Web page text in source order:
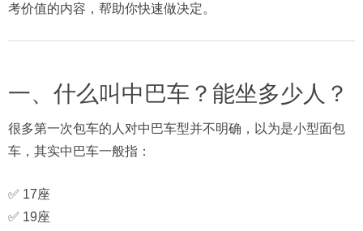
考价值的内容，帮助你快速做决定。
一、什么叫中巴车？能坐多少人？
很多第一次包车的人对中巴车型并不明确，以为是小型面包
车，其实中巴车一般指：
✅ 17座
✅ 19座